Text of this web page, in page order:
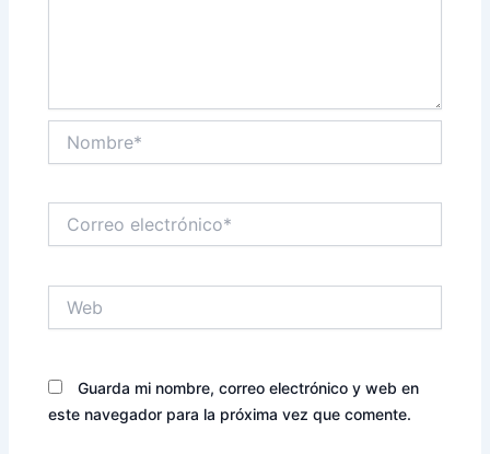
electrónico*
Guarda mi nombre, correo electrónico y web en
este navegador para la próxima vez que comente.